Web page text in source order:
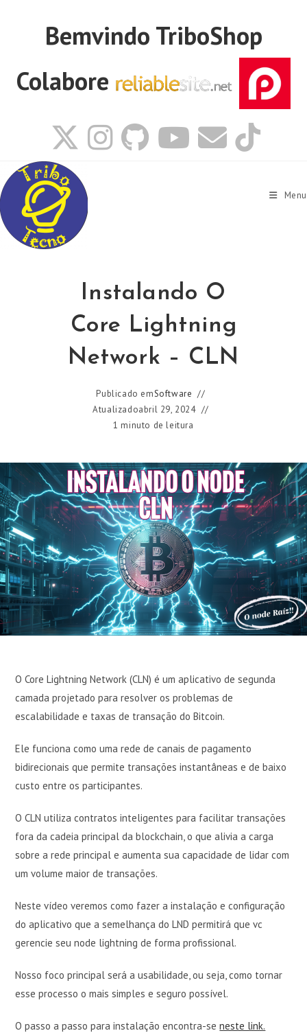
Bemvindo TriboShop
Colabore
Menu
Instalando O
Core Lightning
Network – CLN
Publicado emSoftware
Atualizadoabril 29, 2024
1 minuto de leitura
O Core Lightning Network (CLN) é um aplicativo de segunda
camada projetado para resolver os problemas de
escalabilidade e taxas de transação do Bitcoin.
Ele funciona como uma rede de canais de pagamento
bidirecionais que permite transações instantâneas e de baixo
custo entre os participantes.
O CLN utiliza contratos inteligentes para facilitar transações
fora da cadeia principal da blockchain, o que alivia a carga
sobre a rede principal e aumenta sua capacidade de lidar com
um volume maior de transações.
Neste vídeo veremos como fazer a instalação e configuração
do aplicativo que a semelhança do LND permitirá que vc
gerencie seu node lightning de forma profissional.
Nosso foco principal será a usabilidade, ou seja, como tornar
esse processo o mais simples e seguro possível.
O passo a passo para instalação encontra-seneste link.